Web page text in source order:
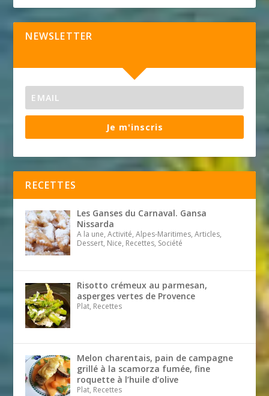
NEWSLETTER
Je m'inscris
RECETTES
Les Ganses du Carnaval. Gansa
Nissarda
A la une, Activité, Alpes-Maritimes, Articles,
Dessert, Nice, Recettes, Société
Risotto crémeux au parmesan,
asperges vertes de Provence
Plat, Recettes
Melon charentais, pain de campagne
grillé à la scamorza fumée, fine
roquette à l’huile d’olive
Plat, Recettes